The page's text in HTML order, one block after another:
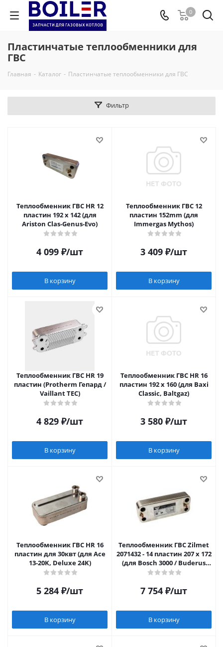
0
Пластинчатые теплообменники для
ГВС
Главная - Каталог - Пластинчатые теплообменники для ГВС
Фильтр
Теплообменник ГВС HR 12
пластин 192 x 142 (для
Ariston Clas-Genus-Evo)
4 099 ₽/шт
В корзину
Теплообменник ГВС 12
пластин 152mm (для
Immergas Mythos)
3 409 ₽/шт
В корзину
Теплообменник ГВС HR 19
пластин (Protherm Гепард /
Vaillant TEC)
4 829 ₽/шт
В корзину
Теплообменник ГВС HR 16
пластин 192 x 160 (для Baxi
Classic, Baltgaz)
3 580 ₽/шт
В корзину
Теплообменник ГВС HR 16
пластин для 30квт (для Ace
13-20K, Deluxe 24K)
5 284 ₽/шт
В корзину
Теплообменник ГВС Zilmet
2071432 - 14 пластин 207 x 172
(для Bosch 3000 / Buderus
032)
7 754 ₽/шт
В корзину